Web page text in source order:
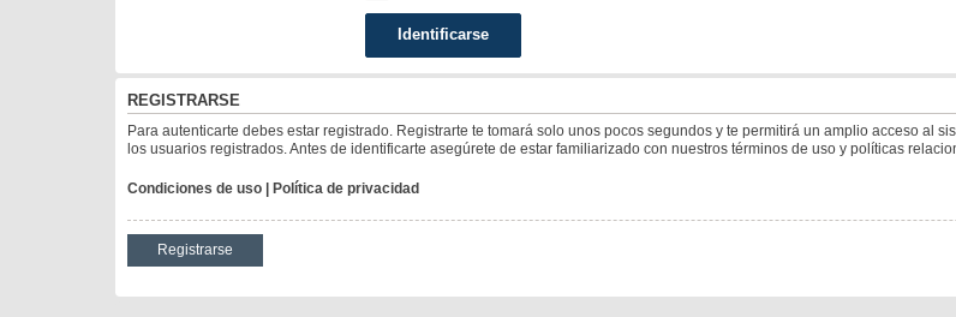
REGISTRARSE
Para autenticarte debes estar registrado. Registrarte te tomará solo unos pocos segundos y te permitirá un amplio acceso al
los usuarios registrados. Antes de identificarte asegúrete de estar familiarizado con nuestros términos de uso y políticas
Condiciones de uso | Política de privacidad
Registrarse